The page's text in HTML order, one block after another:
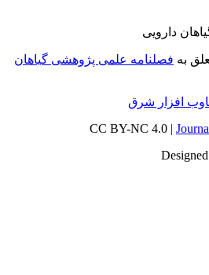
فصلنامه علمی پژوهشی گیاهان
افزار شرق